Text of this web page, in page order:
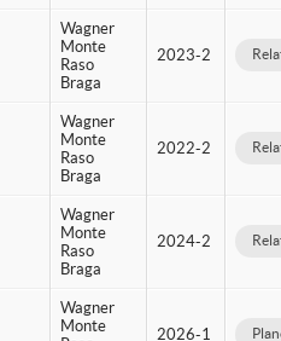
Wagner
Monte
Raso
Braga
2023-2
Wagner
Monte
Raso
Braga
2022-2
Wagner
Monte
Raso
Braga
2024-2
Wagner
Monte
2026-1